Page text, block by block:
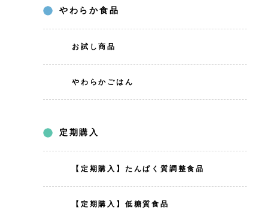
やわらか食品
お試し商品
やわらかごはん
定期購入
【定期購入】たんぱく質調整食品
【定期購入】低糖質食品